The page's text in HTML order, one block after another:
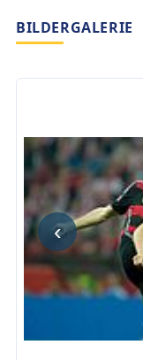
BILDERGALERIE
‹